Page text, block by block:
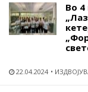
Во 4
22.04.2024